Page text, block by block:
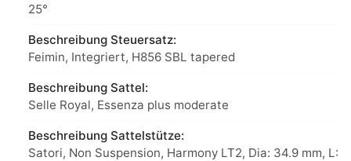
25°
Beschreibung Steuersatz:
Feimin, Integriert, H856 SBL tapered
Beschreibung Sattel:
Selle Royal, Essenza plus moderate
Beschreibung Sattelstütze:
Satori, Non Suspension, Harmony LT2, Dia: 34.9 mm, L: